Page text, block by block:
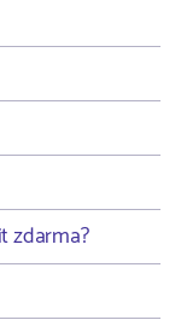
zdarma?